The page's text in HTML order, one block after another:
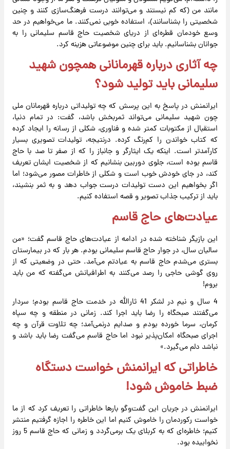
مانند من (که کم نیستند و می‌توانند درست فرهنگ‌سازی کنند و چنین
شخصیتی را بشناسانند)، استفاده خوبی نمی‌کنند. ما می‌خواهیم در حد
وسع خودمان قطره‌ای از دریای شخصیت حاج‌ قاسم سلیمانی را به
جوانان بشناسانیم. باید برای چنین موضوعاتی هزینه کرد.
چه آثاری درباره قهرمانانی همچون شهید
سلیمانی باید تولید شود؟
ایرانمنش در پاسخ به این پرسش که چه تولیداتی درباره قهرمانان ملی
چون ‌شهید سلیمانی می‌تواند ثمربخش باشد، گفت: در تمام دنیا،
استقبال از مکتوبات کمتر شده و فناوری، شکلی از رسانه را ایجاد کرده
که کتاب خواندن را کم‌رنگ کرده. درنتیجه، تولیدات تصویری بسیار
کارآمدتر است. اینکه یک ایثارگر و جانباز را که از صفر تا صد با حاج
‌قاسم بوده است، جلوی دوربین بنشانیم که از شخصیت ایشان تعریف
کند، در جای خودش خوب است و شکلی از خاطرات مصور می‌شود؛ اما
اگر بخواهیم این دست تولیدات درست جواب دهد و به ثمر بنشیند،
باید از ترکیب جذاب تصویر و قصه‌ استفاده کنیم.
عیادت‌های حاج قاسم
این بازیگر شناخته شده در ادامه از عیادت‌های حاج قاسم گفت؛ «من
سالیان سال، در جوار حاج قاسم سلیمانی بودم. هر بار که در بیمارستان
بستری می‌شدم حاج قاسم به عیادتم می‌آمد. حتی در وضعیتی که از
روی گوشی حاجی را رصد می‌کنند به اطرافیانش می‌گفته که من باید
بروم!
4 سال و نیم در لشکر 41 ثارالله در خدمت حاج قاسم بودم؛ سردار
می‌گفتند صبحگاه را رضا باید اجرا کند. زمانی در منطقه و چه سپاه
کرمان، سرما خورده بودم و صدایم درنمی‌آمد؛ چه تلاوت قرآن و چه
اجرای صبحگاه امکان‌پذیر نبود اما حاج قاسم می‌گفت رضا باید باشد و
نباشد دلم می‌گیرد.»
خاطراتی که ایرانمنش خواست دستگاه
ضبط خاموش شود!
ایرانمنش در جریان این گفت‌وگو بارها خاطراتی را تعریف کرد که از ما
خواست رکوردمان را خاموش کنیم اما این خاطره را اجازه گرفتیم منتشر
کنیم؛ خاطره‌ای که به کربلای یک برمی‌گردد و زمانی که حاج قاسم 5 روز
نخوابیده بود.